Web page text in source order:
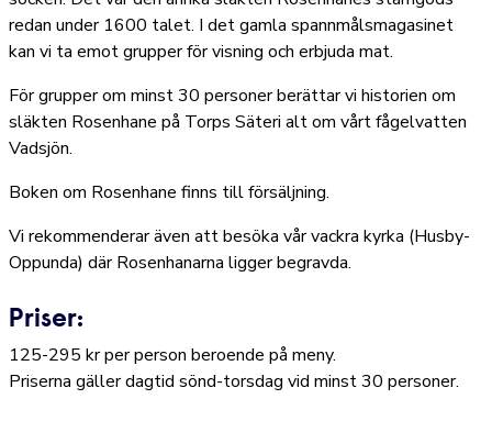
redan under 1600 talet. I det gamla spannmålsmagasinet
kan vi ta emot grupper för visning och erbjuda mat.
För grupper om minst 30 personer berättar vi historien om
släkten Rosenhane på Torps Säteri alt om vårt fågelvatten
Vadsjön.
Boken om Rosenhane finns till försäljning.
Vi rekommenderar även att besöka vår vackra kyrka (Husby-
Oppunda) där Rosenhanarna ligger begravda.
Priser:
125-295 kr per person beroende på meny.
Priserna gäller dagtid sönd-torsdag vid minst 30 personer.